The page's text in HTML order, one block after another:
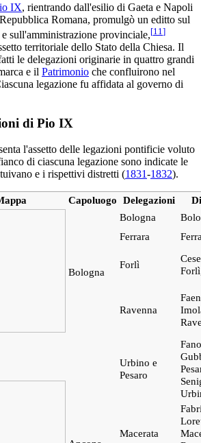
IX, rientrando dall'esilio di Gaeta e Napoli
Romana, promulgò un editto sul
sull'amministrazione provinciale,[11 ]
territoriale dello Stato della Chiesa. Il
le delegazioni originarie in quattro grandi
e il Patrimonio che confluirono nel
legazione fu affidata al governo di
di Pio IX
l'assetto delle legazioni pontificie voluto
di ciascuna legazione sono indicate le
e i rispettivi distretti (1831-1832).
Capoluogo Delegazioni
Bologna
Bologna
Ferrara
Forlì
Ravenna
Urbino e
Pesaro
Macerata